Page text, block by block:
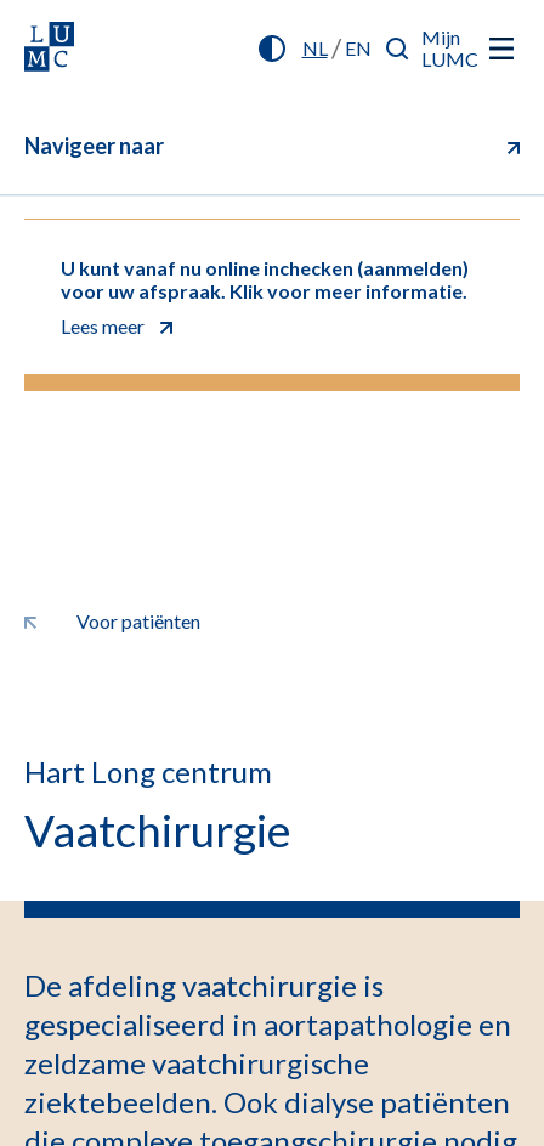
NL/ EN
Mijn
LUMC
Navigeer naar
U kunt vanaf nu online inchecken (aanmelden)
voor uw afspraak. Klik voor meer informatie.
Lees meer
Voor patiënten
Hart Long centrum
Vaatchirurgie
De afdeling vaatchirurgie is
gespecialiseerd in aortapathologie en
zeldzame vaatchirurgische
ziektebeelden. Ook dialyse patiënten